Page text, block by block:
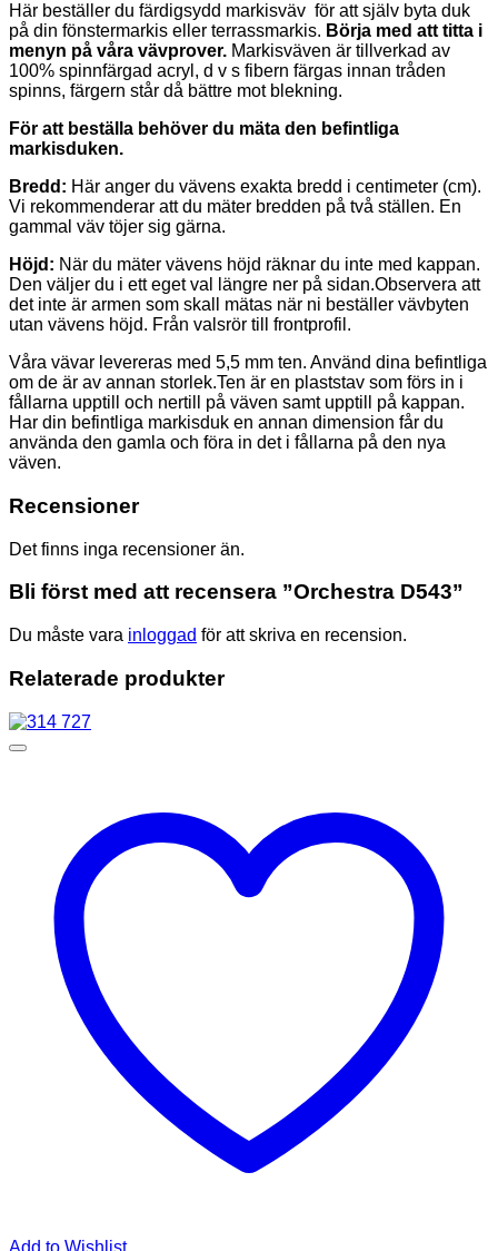
Här beställer du färdigsydd markisväv för att själv byta duk
på din fönstermarkis eller terrassmarkis. Börja med att titta i
menyn på våra vävprover. Markisväven är tillverkad av
100% spinnfärgad acryl, d v s fibern färgas innan tråden
spinns, färgern står då bättre mot blekning.
För att beställa behöver du mäta den befintliga
markisduken.
Bredd: Här anger du vävens exakta bredd i centimeter (cm).
Vi rekommenderar att du mäter bredden på två ställen. En
gammal väv töjer sig gärna.
Höjd: När du mäter vävens höjd räknar du inte med kappan.
Den väljer du i ett eget val längre ner på sidan.Observera att
det inte är armen som skall mätas när ni beställer vävbyten
utan vävens höjd. Från valsrör till frontprofil.
Våra vävar levereras med 5,5 mm ten. Använd dina befintliga
om de är av annan storlek.Ten är en plaststav som förs in i
fållarna upptill och nertill på väven samt upptill på kappan.
Har din befintliga markisduk en annan dimension får du
använda den gamla och föra in det i fållarna på den nya
väven.
Recensioner
Det finns inga recensioner än.
Bli först med att recensera ”Orchestra D543”
Du måste vara inloggad för att skriva en recension.
Relaterade produkter
Add to Wishlist